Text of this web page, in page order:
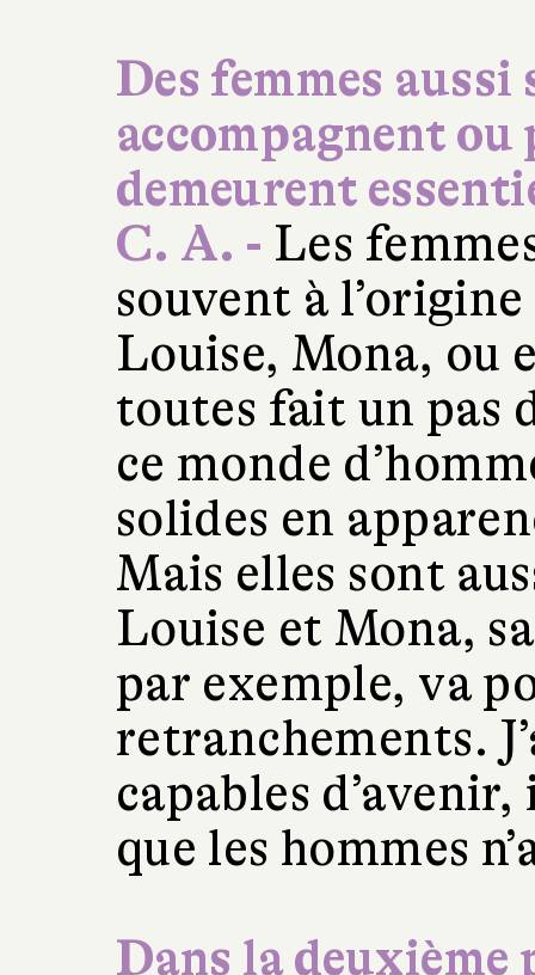
Des femmes
accompagnent ou
demeurent
C. A. - Les
souvent à
Louise, Mona, ou
toutes fait un pas
ce monde
solides en
Mais elles sont
Louise et Mona,
par exemple, va
retranchements.
capables
que les hommes
Dans la deuxième